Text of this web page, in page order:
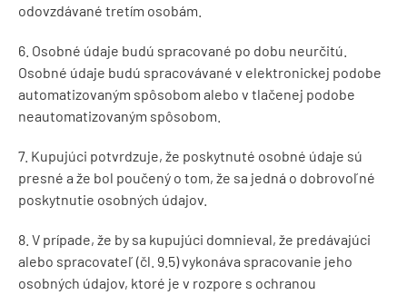
odovzdávané tretím osobám.
6. Osobné údaje budú spracované po dobu neurčitú.
Osobné údaje budú spracovávané v elektronickej podobe
automatizovaným spôsobom alebo v tlačenej podobe
neautomatizovaným spôsobom.
7. Kupujúci potvrdzuje, že poskytnuté osobné údaje sú
presné a že bol poučený o tom, že sa jedná o dobrovoľné
poskytnutie osobných údajov.
8. V prípade, že by sa kupujúci domnieval, že predávajúci
alebo spracovateľ (čl. 9.5) vykonáva spracovanie jeho
osobných údajov, ktoré je v rozpore s ochranou